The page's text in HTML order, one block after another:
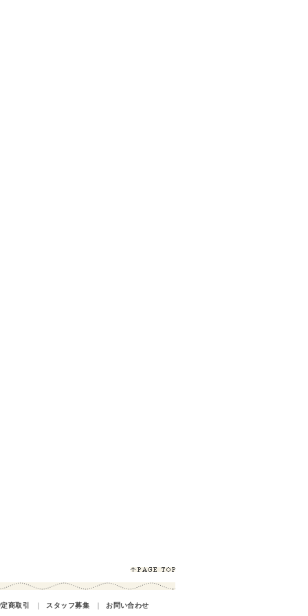
商取引 ｜ スタッフ募集 ｜ お問い合わせ